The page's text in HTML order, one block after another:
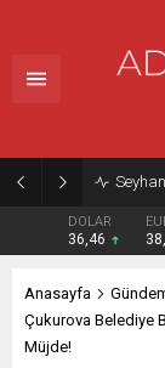
DOLAR
36,46
Anasayfa
Çukurova Belediye
Müjde!